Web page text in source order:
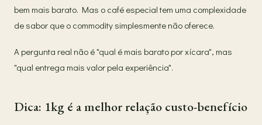
bem mais barato. Mas o café especial tem uma complexidade
de sabor que o commodity simplesmente não oferece.
A pergunta real não é "qual é mais barato por xícara", mas
"qual entrega mais valor pela experiência".
Dica: 1kg é a melhor relação custo-benefício